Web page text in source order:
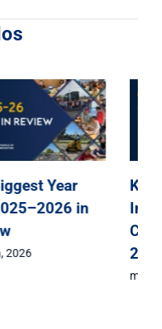
Schools of
Grand
of New